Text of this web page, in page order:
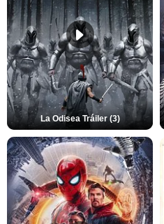
La Odisea Tráiler (3)